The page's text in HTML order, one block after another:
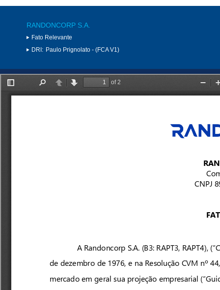
RANDONCORP S.A.
Fato Relevante
DRI: Paulo Prignolato - (FCA V1)